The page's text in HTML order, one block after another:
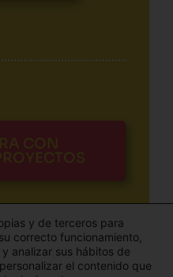
CON
y de terceros para
correcto funcionamiento,
analizar sus hábitos de
el contenido que